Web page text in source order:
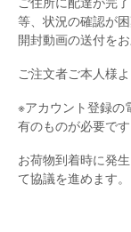
等、状況の確認が
開封動画の送付を
ご注文者ご本人様
※アカウント登録の
有のものが必要です
お荷物到着時に発
て協議を進めます。